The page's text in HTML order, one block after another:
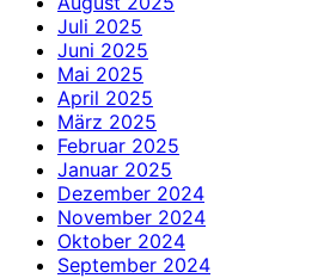
Juli 2025
Juni 2025
Mai 2025
April 2025
März 2025
Februar 2025
Januar 2025
Dezember 2024
November 2024
Oktober 2024
September 2024